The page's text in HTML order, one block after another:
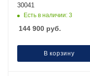
30041
Есть в наличии: 3
144 900 руб.
В корзину